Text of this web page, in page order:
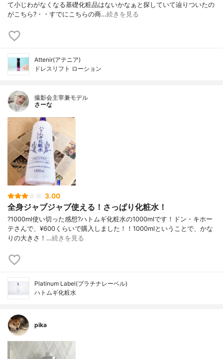
て小じわがなくなる基礎化粧品はないかなぁと探していて辿りついたの
がこちら?・・すでにこちらの商…続きを見る
Attenir(アテニア)
ドレスリフト ローション
撮影会主宰兼モデル
さーな
3.00
全身ジャブジャブ使える！さっぱり化粧水！
?1000ml使い切った感想?ハトムギ化粧水の1000mlです！ドン・キホー
テさんで、¥600くらいで購入しました！！1000mlということで、かな
りの大きさ！…続きを見る
Platinum Label(プラチナレーベル)
ハトムギ化粧水
pika